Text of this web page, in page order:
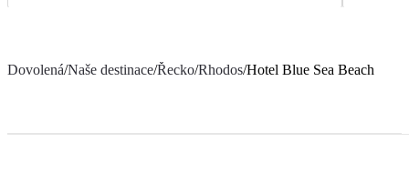
Dovolená/Naše destinace/Řecko/Rhodos/Hotel Blue Sea Beach